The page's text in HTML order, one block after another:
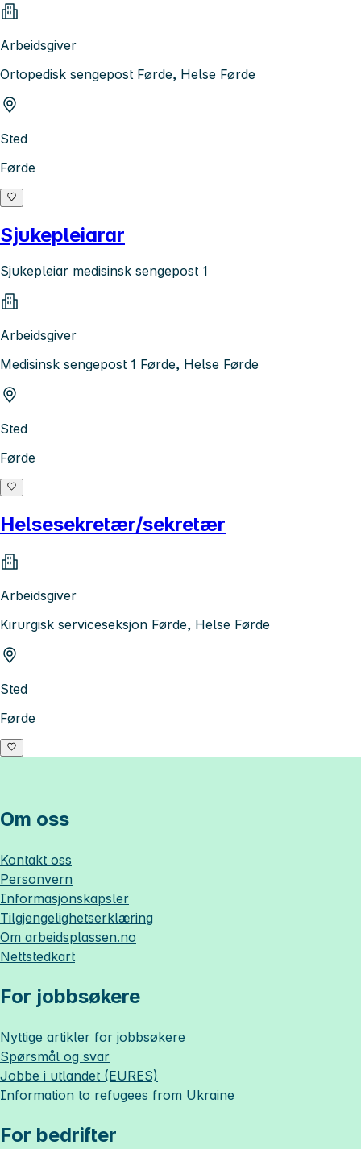
Arbeidsgiver
Ortopedisk sengepost Førde, Helse Førde
Sted
Førde
Sjukepleiarar
Sjukepleiar medisinsk sengepost 1
Arbeidsgiver
Medisinsk sengepost 1 Førde, Helse Førde
Sted
Førde
Helsesekretær/sekretær
Arbeidsgiver
Kirurgisk serviceseksjon Førde, Helse Førde
Sted
Førde
Om oss
Kontakt oss
Personvern
Informasjonskapsler
Tilgjengelighetserklæring
Om arbeidsplassen.no
Nettstedkart
For jobbsøkere
Nyttige artikler for jobbsøkere
Spørsmål og svar
Jobbe i utlandet (EURES)
Information to refugees from Ukraine
For bedrifter